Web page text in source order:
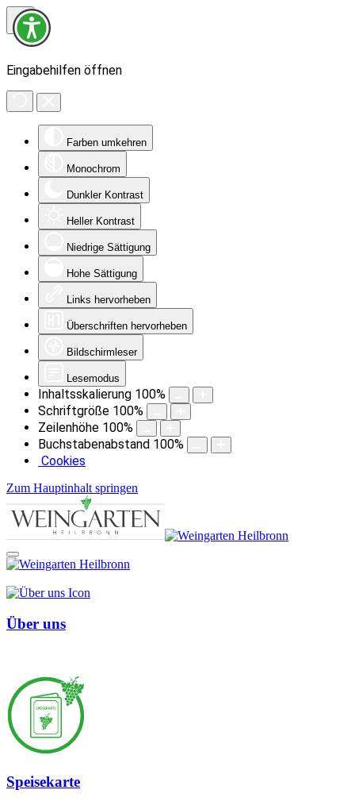
Eingabehilfen öffnen
Farben umkehren
Monochrom
Dunkler Kontrast
Heller Kontrast
Niedrige Sättigung
Hohe Sättigung
Links hervorheben
Überschriften hervorheben
Bildschirmleser
Lesemodus
Inhaltsskalierung 100%
Schriftgröße 100%
Zeilenhöhe 100%
Buchstabenabstand 100%
Cookies
Zum Hauptinhalt springen
Über uns
Speisekarte